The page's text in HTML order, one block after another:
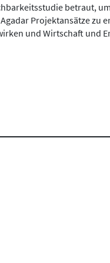
betraut,
Projektansätze zu
und Wirtschaft und